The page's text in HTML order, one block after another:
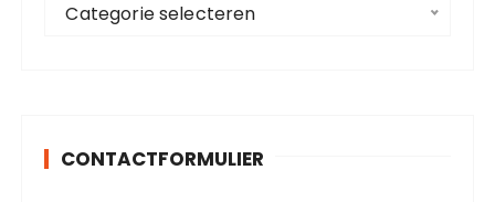
r
Categorie selecteren
CONTACTFORMULIER